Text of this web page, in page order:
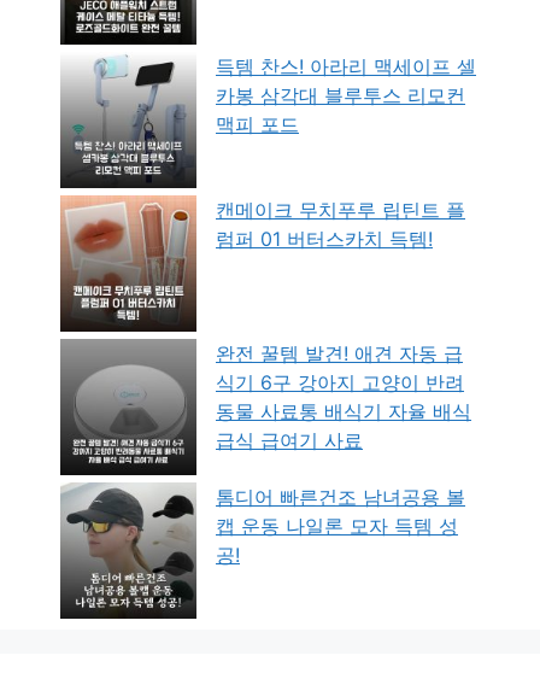
득템 찬스! 아라리 맥세이프 셀
카봉 삼각대 블루투스 리모컨
맥피 포드
캔메이크 무치푸루 립틴트 플
럼퍼 01 버터스카치 득템!
완전 꿀템 발견! 애견 자동 급
식기 6구 강아지 고양이 반려
동물 사료통 배식기 자율 배식
급식 급여기 사료
톰디어 빠른건조 남녀공용 볼
캡 운동 나일론 모자 득템 성
공!